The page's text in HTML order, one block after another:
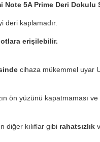
5A Prime Deri Dokulu
deri kaplamadır.
erişilebilir.
cihaza mükemmel uyar
ön yüzünü kapatmaması
diğer kılıflar gibi rahatsızlık